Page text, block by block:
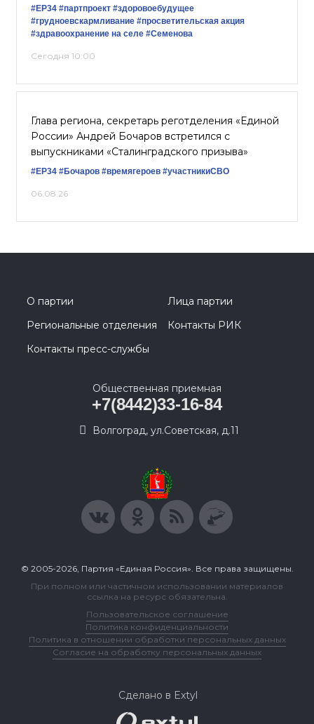
#ЕР34 #партпроект #здоровоебудущее
#грудноевскармливание #просветительская акция
#здравоохранение на селе #Семенова
Сегодня 10:00
Глава региона, секретарь реготделения «Единой
России» Андрей Бочаров встретился с
выпускниками «Сталинградского призыва»
#ЕР34 #Бочаров #времягероев #участникиСВО
06.08.26
О партии
Лица партии
Региональные отделения
Контакты РИК
Контакты пресс-службы
Общественная приемная
+7(8442)33-16-84
Волгоград, ул.Советская, д.11
© 2005-2026, Партия «Единая Россия». Все права защищены.
При полном или частичном использовании материалов
ссылка на ресурс обязательна.
Пользовательское соглашение
Политика конфиденциальности
Политика в отношении обработки персональных данных
Согласие на обработку персональных данных
Сделано в Extyl